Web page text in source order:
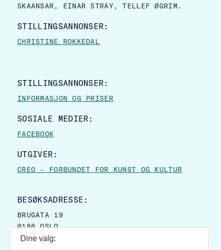
SKAANSAR, EINAR STRAY, TELLEF ØGRIM.
STILLINGSANNONSER:
CHRISTINE ROKKEDAL
STILLINGSANNONSER:
INFORMASJON OG PRISER
SOSIALE MEDIER:
FACEBOOK
UTGIVER:
CREO – FORBUNDET FOR KUNST OG KULTUR
BESØKSADRESSE:
BRUGATA 19
0186 OSLO
Dine valg: